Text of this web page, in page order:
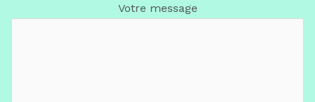
Votre message